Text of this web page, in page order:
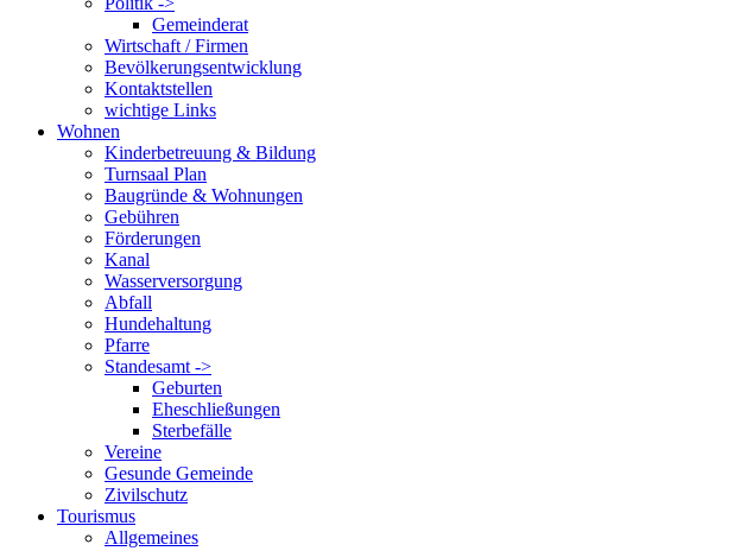
Gemeinderat
Wirtschaft / Firmen
Bevölkerungsentwicklung
Kontaktstellen
wichtige Links
Wohnen
Kinderbetreuung & Bildung
Turnsaal Plan
Baugründe & Wohnungen
Gebühren
Förderungen
Kanal
Wasserversorgung
Abfall
Hundehaltung
Pfarre
Standesamt ->
Geburten
Eheschließungen
Sterbefälle
Vereine
Gesunde Gemeinde
Zivilschutz
Tourismus
Allgemeines